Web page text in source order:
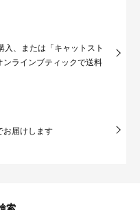
、または「キャットスト
ンラインブティックで送料
お届けします
索